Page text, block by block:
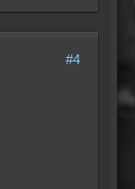
#4